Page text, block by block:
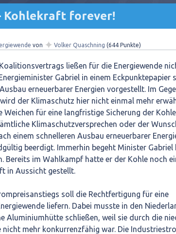
Kohlekraft forever!
von ✦ Volker Quaschning (644 Punkte)
ließen für die Energiewende
Gabriel in einem Eckpunktepapier
erneuerbarer Energien vorgestellt. Im
der Klimaschutz hier nicht einmal mehr
Weichen für eine langfristige Sicherung der
Klimaschutzversprechen oder der
einem schnelleren Ausbau erneuerbarer
beerdigt. Immerhin begeht Minister Gabriel
Bereits im Wahlkampf hatte er der Kohle noch
in Aussicht gestellt.
soll die Rechtfertigung für eine
liefern. Dabei musste in den
Aluminiumhütte schließen, weil sie durch die
nicht mehr konkurrenzfähig war. Die